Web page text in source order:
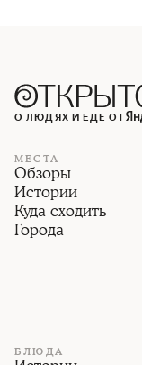
О ЛЮДЯХ И ЕДЕ ОТ
МЕСТА
Обзоры
Истории
Куда сходить
Города
БЛЮДА